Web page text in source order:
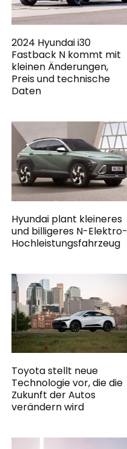
2024 Hyundai i30
Fastback N kommt mit
kleinen Änderungen,
Preis und technische
Daten
Hyundai plant kleineres
und billigeres N-Elektro-
Hochleistungsfahrzeug
Toyota stellt neue
Technologie vor, die die
Zukunft der Autos
verändern wird